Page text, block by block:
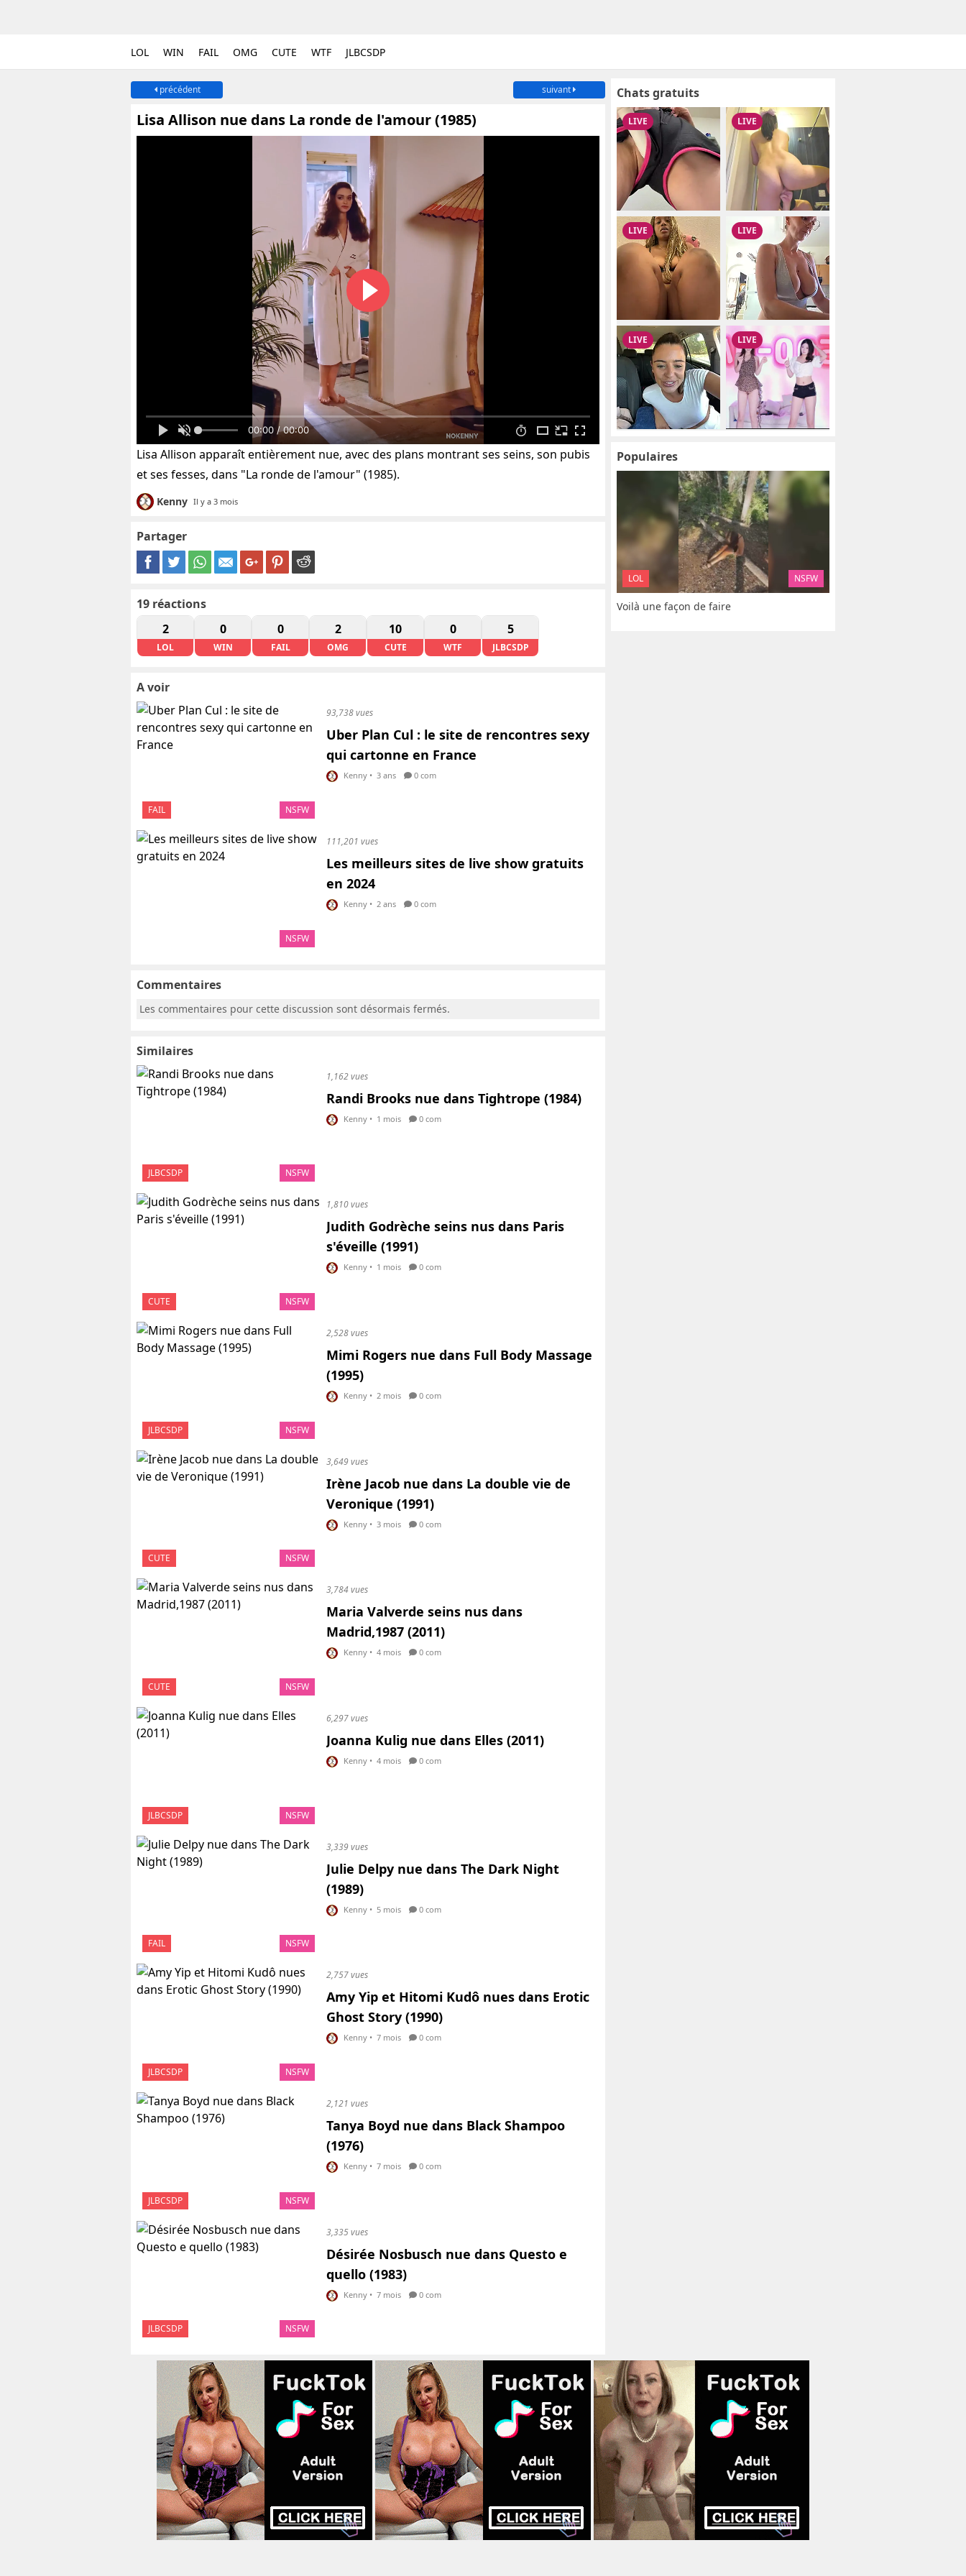
LOL WIN FAIL OMG CUTE WTF JLBCSDP
précédent suivant
Lisa Allison nue dans La ronde de l'amour (1985)
00:00 / 00:00
Lisa Allison apparaît entièrement nue, avec des plans montrant ses seins, son pubis
et ses fesses, dans "La ronde de l'amour" (1985).
Kenny Il y a 3 mois
Partager
19 réactions
2
LOL
0
WIN
0
FAIL
2
OMG
10
CUTE
0
WTF
5
JLBCSDP
A voir
FAIL NSFW
93,738 vues
Uber Plan Cul : le site de rencontres sexy
qui cartonne en France
Kenny • 3 ans 0 com
NSFW
111,201 vues
Les meilleurs sites de live show gratuits
en 2024
Kenny • 2 ans 0 com
Commentaires
Les commentaires pour cette discussion sont désormais fermés.
Similaires
JLBCSDP NSFW
1,162 vues
Randi Brooks nue dans Tightrope (1984)
Kenny • 1 mois 0 com
CUTE NSFW
1,810 vues
Judith Godrèche seins nus dans Paris
s'éveille (1991)
Kenny • 1 mois 0 com
JLBCSDP NSFW
2,528 vues
Mimi Rogers nue dans Full Body Massage
(1995)
Kenny • 2 mois 0 com
CUTE NSFW
3,649 vues
Irène Jacob nue dans La double vie de
Veronique (1991)
Kenny • 3 mois 0 com
CUTE NSFW
3,784 vues
Maria Valverde seins nus dans
Madrid,1987 (2011)
Kenny • 4 mois 0 com
JLBCSDP NSFW
6,297 vues
Joanna Kulig nue dans Elles (2011)
Kenny • 4 mois 0 com
FAIL NSFW
3,339 vues
Julie Delpy nue dans The Dark Night
(1989)
Kenny • 5 mois 0 com
JLBCSDP NSFW
2,757 vues
Amy Yip et Hitomi Kudô nues dans Erotic
Ghost Story (1990)
Kenny • 7 mois 0 com
JLBCSDP NSFW
2,121 vues
Tanya Boyd nue dans Black Shampoo
(1976)
Kenny • 7 mois 0 com
JLBCSDP NSFW
3,335 vues
Désirée Nosbusch nue dans Questo e
quello (1983)
Kenny • 7 mois 0 com
Chats gratuits
Populaires
LOL NSFW
Voilà une façon de faire